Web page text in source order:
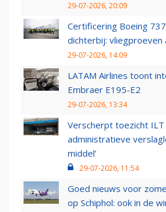
29-07-2026, 20:09
Certificering Boeing
dichterbij: vliegproeven
29-07-2026, 14:09
LATAM Airlines toont
Embraer E195-E2
29-07-2026, 13:34
Verscherpt toezicht ILT
administratieve
middel’
29-07-2026, 11:54
Goed nieuws voor
op Schiphol: ook in de